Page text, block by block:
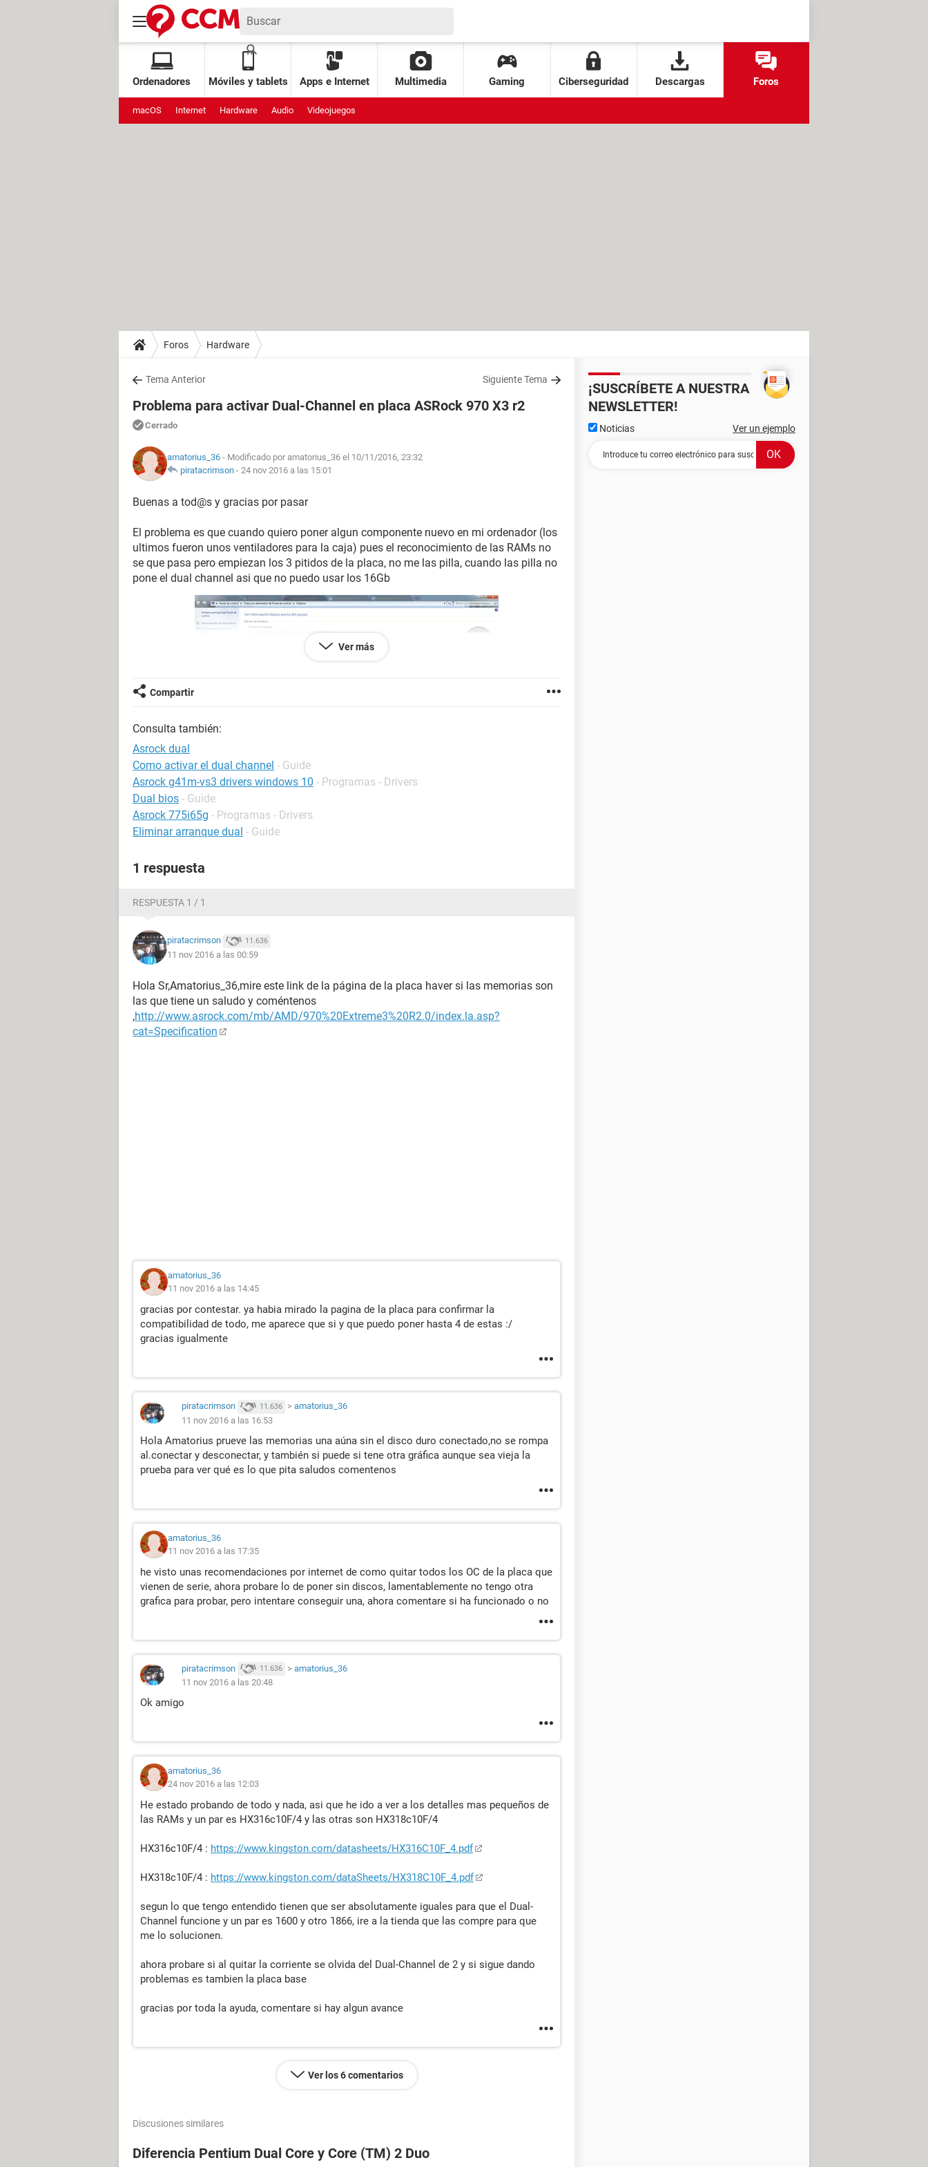
Ordenadores Móviles y tablets Apps e Internet Multimedia Gaming Ciberseguridad Descargas Foros
macOS Internet Hardware Audio Videojuegos
Foros Hardware
Tema Anterior Siguiente Tema
Problema para activar Dual-Channel en placa ASRock 970 X3 r2
Cerrado
amatorius_36 - Modificado por amatorius_36 el 10/11/2016, 23:32
piratacrimson - 24 nov 2016 a las 15:01
Buenas a tod@s y gracias por pasar
El problema es que cuando quiero poner algun componente nuevo en mi ordenador (los
ultimos fueron unos ventiladores para la caja) pues el reconocimiento de las RAMs no
se que pasa pero empiezan los 3 pitidos de la placa, no me las pilla, cuando las pilla no
pone el dual channel asi que no puedo usar los 16Gb
pues he tardado 2 dias quitando y poniendo la RAM y en la bios se ve asi
no entiendo porque pone esas frecuencias, si las compre las 4 iguales, lo peor es que
cuando he llegado a conseguir que las 4 se ponga en dual channel en otra ocasion, me
pillaba perfecto los 16Gb y hasta que no cambio un componente interno de la torre,
pero algo tan ridiculo como un ventilador se le va la olla y tengo que volver a empezar, a
quitar y poner hasta que las pille, no se si estoy haciendo algo mal, no le he hecho
mas info de las RAMs
Ver más
Compartir
Consulta también:
Asrock dual
Como activar el dual channel - Guide
Asrock g41m-vs3 drivers windows 10 - Programas - Drivers
Dual bios - Guide
Asrock 775i65g - Programas - Drivers
Eliminar arranque dual - Guide
1 respuesta
RESPUESTA 1 / 1
piratacrimson 11.636
11 nov 2016 a las 00:59
Hola Sr,Amatorius_36,mire este link de la página de la placa haver si las memorias son
las que tiene un saludo y coméntenos
,http://www.asrock.com/mb/AMD/970%20Extreme3%20R2.0/index.la.asp?
cat=Specification
amatorius_36
11 nov 2016 a las 14:45
gracias por contestar. ya habia mirado la pagina de la placa para confirmar la
compatibilidad de todo, me aparece que si y que puedo poner hasta 4 de estas :/
gracias igualmente
piratacrimson 11.636 > amatorius_36
11 nov 2016 a las 16:53
Hola Amatorius prueve las memorias una aúna sin el disco duro conectado,no se rompa
al.conectar y desconectar, y también si puede si tene otra gráfica aunque sea vieja la
prueba para ver qué es lo que pita saludos comentenos
amatorius_36
11 nov 2016 a las 17:35
he visto unas recomendaciones por internet de como quitar todos los OC de la placa que
vienen de serie, ahora probare lo de poner sin discos, lamentablemente no tengo otra
grafica para probar, pero intentare conseguir una, ahora comentare si ha funcionado o no
piratacrimson 11.636 > amatorius_36
11 nov 2016 a las 20:48
Ok amigo
amatorius_36
24 nov 2016 a las 12:03
He estado probando de todo y nada, asi que he ido a ver a los detalles mas pequeños de
las RAMs y un par es HX316c10F/4 y las otras son HX318c10F/4
HX316c10F/4 : https://www.kingston.com/datasheets/HX316C10F_4.pdf
HX318c10F/4 : https://www.kingston.com/dataSheets/HX318C10F_4.pdf
segun lo que tengo entendido tienen que ser absolutamente iguales para que el Dual-
Channel funcione y un par es 1600 y otro 1866, ire a la tienda que las compre para que
me lo solucionen.
ahora probare si al quitar la corriente se olvida del Dual-Channel de 2 y si sigue dando
problemas es tambien la placa base
gracias por toda la ayuda, comentare si hay algun avance
Ver los 6 comentarios
Discusiones similares
Diferencia Pentium Dual Core y Core (TM) 2 Duo
¡SUSCRÍBETE A NUESTRA
NEWSLETTER!
Noticias Ver un ejemplo